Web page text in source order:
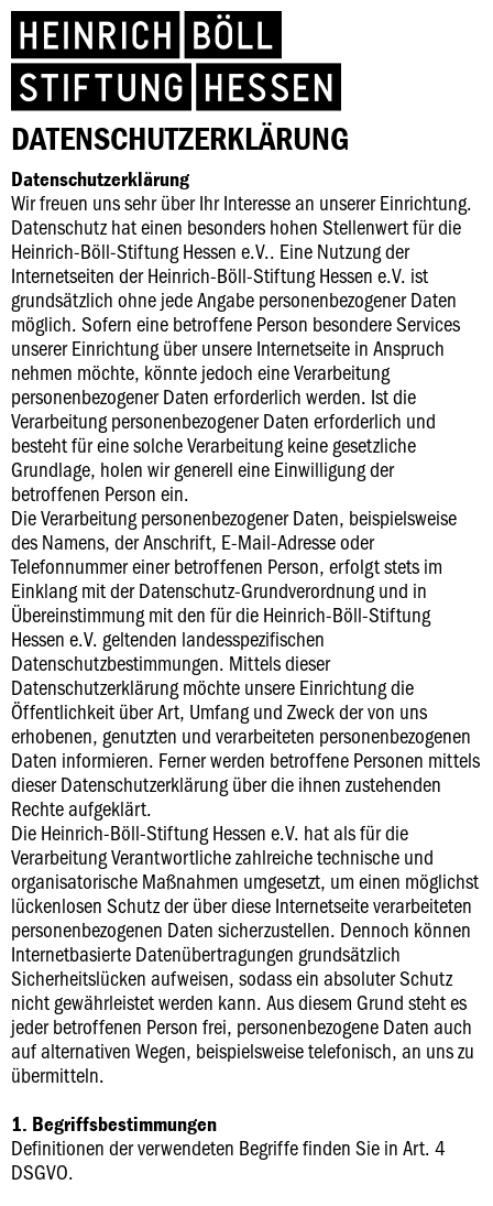
DATENSCHUTZERKLÄRUNG
Datenschutzerklärung
Wir freuen uns sehr über Ihr Interesse an unserer Einrichtung.
Datenschutz hat einen besonders hohen Stellenwert für die
Heinrich-Böll-Stiftung Hessen e.V.. Eine Nutzung der
Internetseiten der Heinrich-Böll-Stiftung Hessen e.V. ist
grundsätzlich ohne jede Angabe personenbezogener Daten
möglich. Sofern eine betroffene Person besondere Services
unserer Einrichtung über unsere Internetseite in Anspruch
nehmen möchte, könnte jedoch eine Verarbeitung
personenbezogener Daten erforderlich werden. Ist die
Verarbeitung personenbezogener Daten erforderlich und
besteht für eine solche Verarbeitung keine gesetzliche
Grundlage, holen wir generell eine Einwilligung der
betroffenen Person ein.
Die Verarbeitung personenbezogener Daten, beispielsweise
des Namens, der Anschrift, E-Mail-Adresse oder
Telefonnummer einer betroffenen Person, erfolgt stets im
Einklang mit der Datenschutz-Grundverordnung und in
Übereinstimmung mit den für die Heinrich-Böll-Stiftung
Hessen e.V. geltenden landesspezifischen
Datenschutzbestimmungen. Mittels dieser
Datenschutzerklärung möchte unsere Einrichtung die
Öffentlichkeit über Art, Umfang und Zweck der von uns
erhobenen, genutzten und verarbeiteten personenbezogenen
Daten informieren. Ferner werden betroffene Personen mittels
dieser Datenschutzerklärung über die ihnen zustehenden
Rechte aufgeklärt.
Die Heinrich-Böll-Stiftung Hessen e.V. hat als für die
Verarbeitung Verantwortliche zahlreiche technische und
organisatorische Maßnahmen umgesetzt, um einen möglichst
lückenlosen Schutz der über diese Internetseite verarbeiteten
personenbezogenen Daten sicherzustellen. Dennoch können
Internetbasierte Datenübertragungen grundsätzlich
Sicherheitslücken aufweisen, sodass ein absoluter Schutz
nicht gewährleistet werden kann. Aus diesem Grund steht es
jeder betroffenen Person frei, personenbezogene Daten auch
auf alternativen Wegen, beispielsweise telefonisch, an uns zu
übermitteln.
1. Begriffsbestimmungen
Definitionen der verwendeten Begriffe finden Sie in Art. 4
DSGVO.